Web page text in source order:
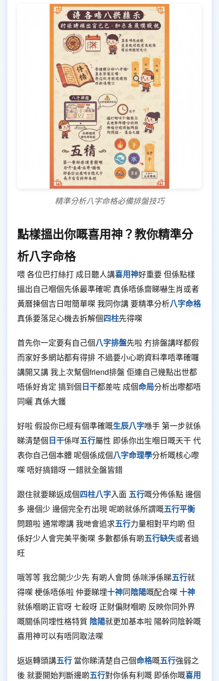
精準分析八字命格必備排盤技巧
點樣搵出你嘅喜用神？教你精準分
析八字命格
喂 各位巴打絲打 成日聽人講喜用神好重要 但係點樣
搵出自己嗰個先係最準確呢 真係唔係齋睇嚇生肖或者
黃曆揀個吉日咁簡單㗎 我同你講 要精準分析八字命格
真係要落足心機去拆解個四柱先得㗎
首先你一定要有自己個八字排盤先啦 冇排盤講咩都假
而家好多網站都有得排 不過要小心啲資料準唔準確囉
講開又講 我上次幫個friend排盤 佢連自己幾點出世都
唔係好肯定 搞到個日干都差咗 成個命局分析出嚟都唔
同曬 真係大鑊
好啦 假設你已經有個準確嘅生辰八字喺手 第一步就係
睇清楚個日干係咩五行屬性 即係你出生嗰日嘅天干 代
表你自己個本體 呢個係成個八字命理學分析嘅核心嚟
㗎 唔好搞錯呀 一錯就全盤皆錯
跟住就要睇返成個四柱八字入面 五行嘅分佈係點 邊個
多 邊個少 邊個完全冇出現 呢啲就係所謂嘅五行平衡
問題啦 通常嚟講 我哋會追求五行力量相對平均啲 但
係好少人會完美平衡㗎 多數都係有啲五行缺失或者過
旺
哦等等 我岔開少少先 有啲人會問 係咪淨係睇五行就
得㗎 梗係唔係啦 仲要睇埋十神同陰陽嘅配合㗎十神
就係嗰啲正官呀 七殺呀 正財偏財嗰啲 反映你同外界
嘅關係同埋性格特質 陰陽就更加基本啦 陽幹同陰幹嘅
喜用神可以有唔同取法㗎
返返轉頭講五行 當你睇清楚自己個命格嘅五行強弱之
後 就要開始判斷邊啲五行對你係有利嘅 即係你嘅喜用